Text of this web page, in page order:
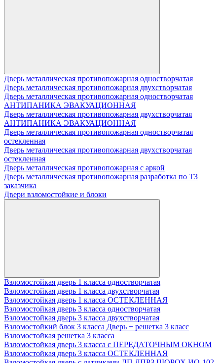
Дверь металлическая противопожарная одностворчатая
Дверь металлическая противопожарная двухстворчатая
Дверь металлическая противопожарная одностворчатая
АНТИПАНИКА ЭВАКУАЦИОННАЯ
Дверь металлическая противопожарная двухстворчатая
АНТИПАНИКА ЭВАКУАЦИОННАЯ
Дверь металлическая противопожарная одностворчатая
остекленная
Дверь металлическая противопожарная двухстворчатая
остекленная
Дверь металлическая противопожарная с аркой
Дверь металлическая противопожарная разработка по ТЗ
заказчика
Двери взломостойкие и блоки
Взломостойкая дверь 1 класса одностворчатая
Взломостойкая дверь 1 класса двухстворчатая
Взломостойкая дверь 1 класса ОСТЕКЛЕННАЯ
Взломостойкая дверь 3 класса одностворчатая
Взломостойкая дверь 3 класса двухстворчатая
Взломостойкий блок 3 класса Дверь + решетка 3 класс
Взломостойкая решетка 3 класса
Взломостойкая дверь 3 класса с ПЕРЕДАТОЧНЫМ ОКНОМ
Взломостойкая дверь 3 класса ОСТЕКЛЕННАЯ